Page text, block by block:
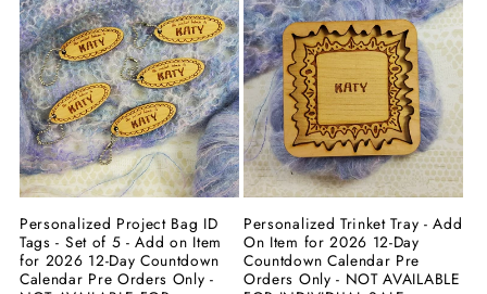
Personalized Project Bag ID
Tags - Set of 5 - Add on Item
for 2026 12-Day Countdown
Calendar Pre Orders Only -
Personalized Trinket Tray - Add
On Item for 2026 12-Day
Countdown Calendar Pre
Orders Only - NOT AVAILABLE